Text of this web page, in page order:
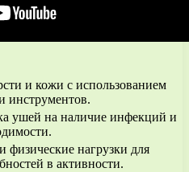
и кожи с использованием
инструментов.
ушей на наличие инфекций и
физические нагрузки для
в активности.